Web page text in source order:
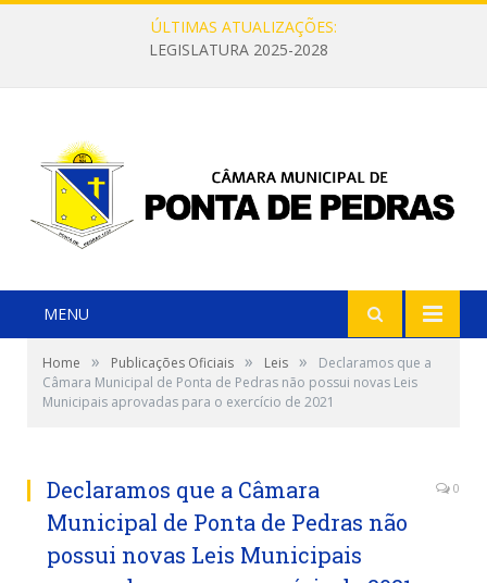
ÚLTIMAS ATUALIZAÇÕES:
LEGISLATURA 2025-2028
MENU
Home » Publicações Oficiais » Leis »
Declaramos que a
Câmara Municipal de Ponta de Pedras não possui novas Leis
Municipais aprovadas para o exercício de 2021
Declaramos que a Câmara
Municipal de Ponta de Pedras não
possui novas Leis Municipais
0